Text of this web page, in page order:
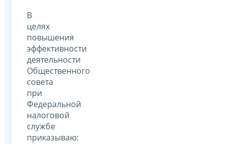
В
целях
повышения
эффективности
деятельности
Общественного
совета
при
Федеральной
налоговой
службе
приказываю: